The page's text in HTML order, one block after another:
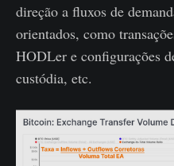
direção a fluxos de
orientados, como
HODLer e configurações
custódia, etc.